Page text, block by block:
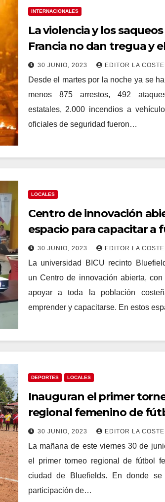
INTERNACIONALES
La violencia y los
Francia no dan tregua y
Ejecutivo refuerza la
30 JUNIO, 2023 EDITOR LA
Desde el martes por la noche ya se
menos 875 arrestos, 492
estatales, 2.000 incendios a
oficiales de seguridad fueron…
LOCALES
Centro de innovación
espacio para capacitar a
emprendedores.
30 JUNIO, 2023 EDITOR LA
La universidad BICU recinto
un Centro de innovación abierta,
apoyar a toda la población
emprender y capacitarse. En estos
DEPORTES LOCALES
Inauguran el primer
regional femenino de
30 JUNIO, 2023 EDITOR LA
La mañana de este viernes 30 de
el primer torneo regional de fútbol
ciudad de Bluefields. En donde
participación de…